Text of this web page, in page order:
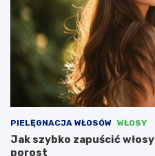
PIELĘGNACJA WŁOSÓW WŁOSY
Jak szybko zapuścić
porost